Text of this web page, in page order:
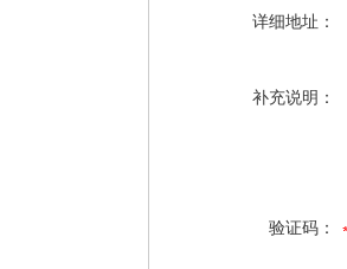
详细地址：
补充说明：
验证码：